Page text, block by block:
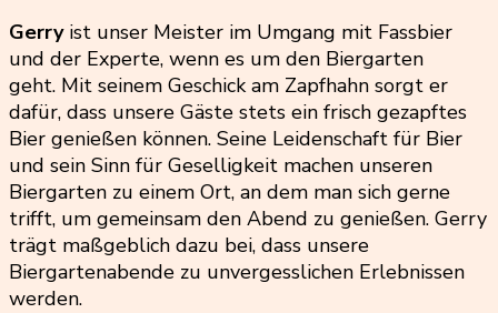
Gerryist unser Meister im Umgang mit Fassbier
und der Experte, wenn es um den Biergarten
geht. Mit seinem Geschick am Zapfhahn sorgt er
dafür, dass unsere Gäste stets ein frisch gezapftes
Bier genießen können. Seine Leidenschaft für Bier
und sein Sinn für Geselligkeit machen unseren
Biergarten zu einem Ort, an dem man sich gerne
trifft, um gemeinsam den Abend zu genießen. Gerry
trägt maßgeblich dazu bei, dass unsere
Biergartenabende zu unvergesslichen Erlebnissen
werden.